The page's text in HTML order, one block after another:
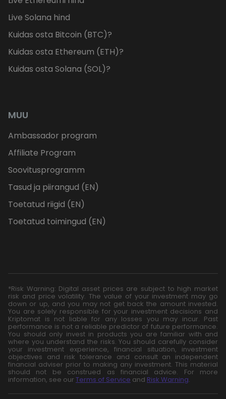
Live Solana hind
Kuidas osta Bitcoin (BTC)?
Kuidas osta Ethereum (ETH)?
Kuidas osta Solana (SOL)?
MUU
Ambassador program
Affiliate Program
Soovitusprogramm
Tasud ja piirangud (EN)
Toetatud riigid (EN)
Toetatud toimingud (EN)
*Risk Warning: Digital asset prices are subject to high market
risk and price volatility. The value of your investment may go
down or up, and you may not get back the amount invested.
You are solely responsible for your investment decisions and
Kriptomat is not liable for any losses you may incur. Past
performance is not a reliable predictor of future performance.
You should only invest in products you are familiar with and
where you understand the risks. You should carefully consider
your investment experience, financial situation, investment
objectives and risk tolerance and consult an independent
financial adviser prior to making any investment. This material
should not be construed as financial advice. For more
information, see our Terms of Service and Risk Warning.